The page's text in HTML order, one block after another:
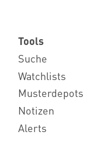
Tools
Suche
Watchlists
Musterdepots
Notizen
Alerts